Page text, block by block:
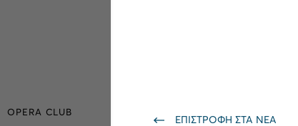
OPERA CLUB
ΕΠΙΣΤΡΟΦΗ ΣΤΑ ΝΕΑ